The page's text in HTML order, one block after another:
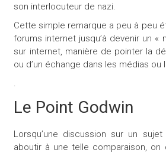
son interlocuteur de nazi.
Cette simple remarque a peu à peu
forums internet jusqu’à devenir un
sur internet, manière de pointer la
ou d’un échange dans les médias ou
Le Point Godwin
Lorsqu’une discussion sur un
aboutir à une telle comparaison, on